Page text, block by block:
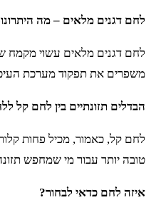
לחם דגנים מלאים – מה
לחם דגנים מלאים עשוי מקמח
משפרים את תפקוד מערכת
הבדלים תזונתיים בין לחם קל
לחם קל, כאמור, מכיל פחות
טובה יותר עבור מי שמחפש
איזה לחם כדאי לבחור?